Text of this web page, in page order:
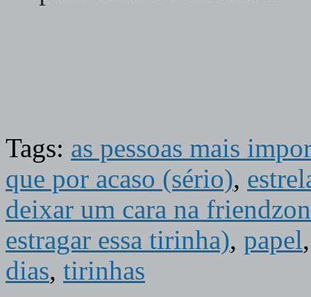
Tags: as pessoas mais
que por acaso (sério),
deixar um cara na
estragar essa tirinha), papel
dias, tirinhas